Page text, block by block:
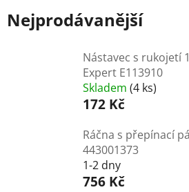
Nejprodávanější
Nástavec s rukojetí
Expert E113910
Skladem (4 ks)
172 Kč
Ráčna s přepínací
443001373
1-2 dny
756 Kč